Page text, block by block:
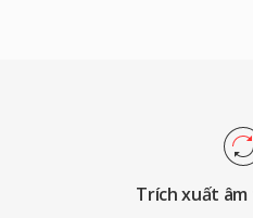
Pro và Final Cut Pro.
trong hệ sinh thái Apple
và quy mô, CAF là lựa
Trích xuất